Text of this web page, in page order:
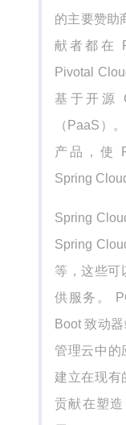
的主要赞助
献者都在
Pivotal
基于开源
（PaaS）
产品，使
Spring
Spring
Spring
等，这些可
供服务。
Boot 致动
管理云中的
建立在现有
贡献在塑